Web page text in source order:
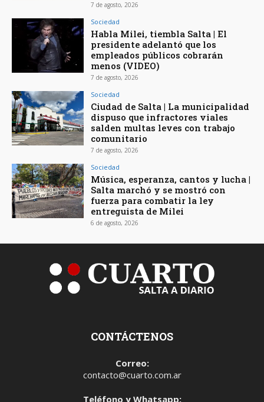
7 de agosto, 2026
Sociedad
Habla Milei, tiembla Salta | El
presidente adelantó que los
empleados públicos cobrarán
menos (VIDEO)
7 de agosto, 2026
Sociedad
Ciudad de Salta | La municipalidad
dispuso que infractores viales
salden multas leves con trabajo
comunitario
7 de agosto, 2026
Sociedad
Música, esperanza, cantos y lucha |
Salta marchó y se mostró con
fuerza para combatir la ley
entreguista de Milei
6 de agosto, 2026
CONTÁCTENOS
Correo:
contacto@cuarto.com.ar
Teléfono y Whatsapp: